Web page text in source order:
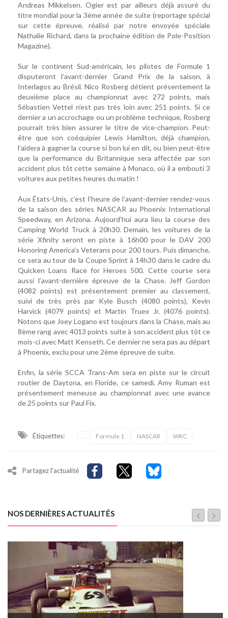
Andreas Mikkelsen. Ogier est par ailleurs déjà assuré du
titre mondial pour la 3ème année de suite (reportage spécial
sur cette épreuve, réalisé par notre envoyée spéciale
Nathalie Richard, dans la prochaine édition de Pole-Position
Magazine).
Sur le continent Sud-américain, les pilotes de Formule 1
disputeront l’avant-dernier Grand Prix de la saison, à
Interlagos au Brésil. Nico Rosberg détient présentement la
deuxième place au championnat avec 272 points, mais
Sébastien Vettel n’est pas très loin avec 251 points. Si ce
dernier a un accrochage ou un problème technique, Rosberg
pourrait très bien assurer le titre de vice-champion. Peut-
être que son coéquipier Lewis Hamilton, déjà champion,
l’aidera à gagner la course si bon lui en dit, ou bien peut-être
que la performance du Britannique sera affectée par son
accident plus tôt cette semaine à Monaco, où il a embouti 3
voitures aux petites heures du matin !
Aux États-Unis, c’est l’heure de l’avant-dernier rendez-vous
de la saison des séries NASCAR au Phoenix International
Speedway, en Arizona. Aujourd’hui aura lieu la course des
Camping World Truck à 20h30. Demain, les voitures de la
série Xfinity seront en piste à 16h00 pour le DAV 200
Honoring America’s Veterans pour 200 tours. Puis dimanche,
ce sera au tour de la Coupe Sprint à 14h30 dans le cadre du
Quicken Loans Race for Heroes 500. Cette course sera
aussi l’avant-dernière épreuve de la Chase. Jeff Gordon
(4082 points) est présentement premier au classement,
suivi de très près par Kyle Busch (4080 points), Kevin
Harvick (4079 points) et Martin Truex Jr. (4076 points).
Notons que Joey Logano est toujours dans la Chase, mais au
8ème rang avec 4013 points suite à son accident plus tôt ce
mois-ci avec Matt Kenseth. Ce dernier ne sera pas au départ
à Phoenix, exclu pour une 2ème épreuve de suite.
Enfin, la série SCCA Trans-Am sera en piste sur le circuit
routier de Daytona, en Floride, ce samedi. Amy Ruman est
présentement meneuse au championnat avec une avance
de 25 points sur Paul Fix.
Étiquettes: Formule 1 NASCAR WRC
Partagez l'actualité
NOS DERNIÈRES ACTUALITÉS